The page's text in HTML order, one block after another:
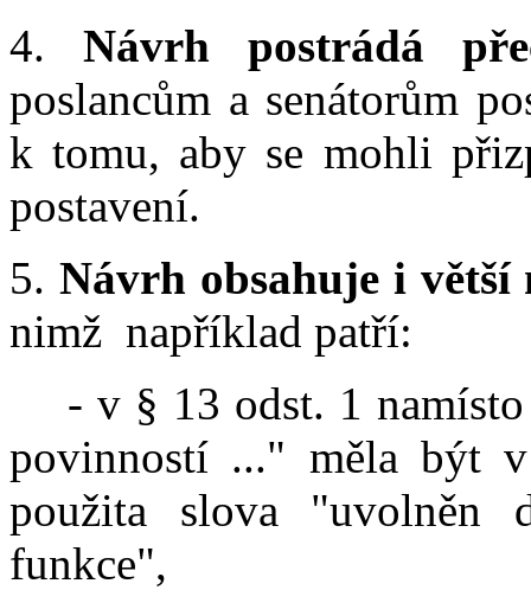
4. Návrh postrádá
poslancům a senátorům
k tomu, aby se mohli
postavení.
5. Návrh obsahuje i
nimž například patří:
- v § 13 odst. 1 namísto
povinností ..." měla být
použita slova "uvolněn
funkce",